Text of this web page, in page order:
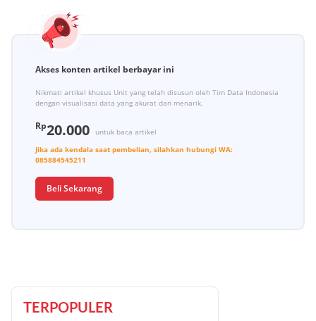
Akses konten artikel berbayar ini
Nikmati artikel khusus Unit yang telah disusun oleh Tim Data Indonesia
dengan visualisasi data yang akurat dan menarik.
Rp20.000
untuk baca artikel
Jika ada kendala saat pembelian, silahkan hubungi WA:
085884545211
Beli Sekarang
TERPOPULER